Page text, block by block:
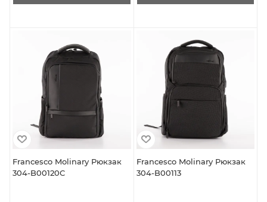
Francesco Molinary Рюкзак
304-B00120C
Francesco Molinary Рюкзак
304-B00113